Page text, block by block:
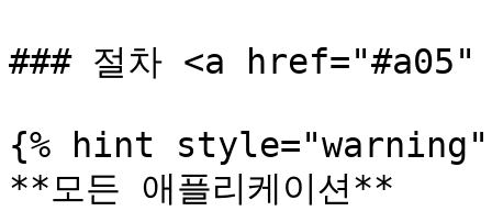
### 절차 <a
{% hint style="warning"
**모든 애플리케이션**